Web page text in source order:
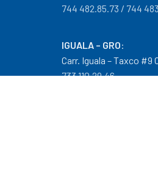
744 482.85.73 / 744
IGUALA – GRO:
Carr. Iguala – Taxco #9
733 110.29.46